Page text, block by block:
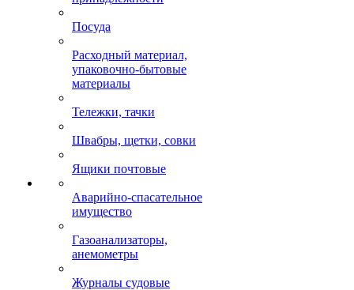
Посуда
Расходный материал,
упаковочно-бытовые
материалы
Тележки, тачки
Швабры, щетки, совки
Ящики почтовые
Аварийно-спасательное
имущество
Газоанализаторы,
анемометры
Журналы судовые